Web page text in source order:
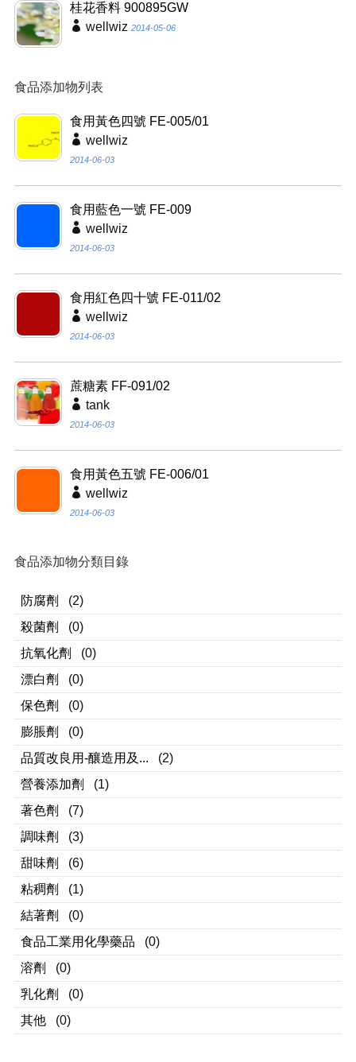
桂花香料 900895GW
wellwiz 2014-05-06
食品添加物列表
食用黃色四號 FE-005/01
wellwiz
2014-06-03
食用藍色一號 FE-009
wellwiz
2014-06-03
食用紅色四十號 FE-011/02
wellwiz
2014-06-03
蔗糖素 FF-091/02
tank
2014-06-03
食用黃色五號 FE-006/01
wellwiz
2014-06-03
食品添加物分類目錄
防腐劑
(2)
殺菌劑
(0)
抗氧化劑
(0)
漂白劑
(0)
保色劑
(0)
膨脹劑
(0)
品質改良用-釀造用及...
(2)
營養添加劑
(1)
著色劑
(7)
調味劑
(3)
甜味劑
(6)
粘稠劑
(1)
結著劑
(0)
食品工業用化學藥品
(0)
溶劑
(0)
乳化劑
(0)
其他
(0)